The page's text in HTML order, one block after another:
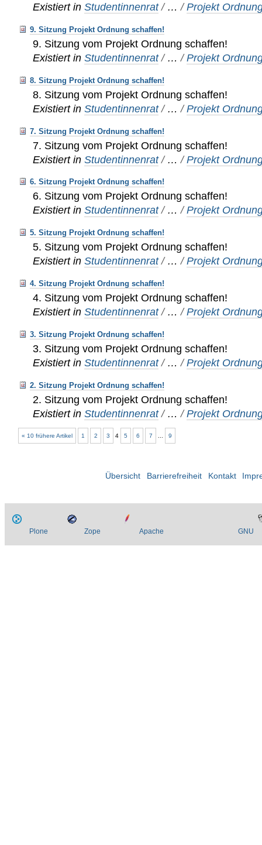
Existiert in Studentinnenrat / …/Projekt
9. Sitzung Projekt Ordnung schaffen!
9. Sitzung vom Projekt Ordnung schaffen!
Existiert in Studentinnenrat / …/Projekt
8. Sitzung Projekt Ordnung schaffen!
8. Sitzung vom Projekt Ordnung schaffen!
Existiert in Studentinnenrat / …/Projekt
7. Sitzung Projekt Ordnung schaffen!
7. Sitzung vom Projekt Ordnung schaffen!
Existiert in Studentinnenrat / …/Projekt
6. Sitzung Projekt Ordnung schaffen!
6. Sitzung vom Projekt Ordnung schaffen!
Existiert in Studentinnenrat / …/Projekt
5. Sitzung Projekt Ordnung schaffen!
5. Sitzung vom Projekt Ordnung schaffen!
Existiert in Studentinnenrat / …/Projekt
4. Sitzung Projekt Ordnung schaffen!
4. Sitzung vom Projekt Ordnung schaffen!
Existiert in Studentinnenrat / …/Projekt
3. Sitzung Projekt Ordnung schaffen!
3. Sitzung vom Projekt Ordnung schaffen!
Existiert in Studentinnenrat / …/Projekt
2. Sitzung Projekt Ordnung schaffen!
2. Sitzung vom Projekt Ordnung schaffen!
Existiert in Studentinnenrat / …/Projekt
« 10 frühere Artikel 1 2 3 4 5 6 7 9
Übersicht Barrierefreiheit Kontakt
Plone Zope Apache GNU